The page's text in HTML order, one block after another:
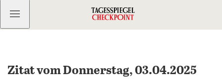
Kostenlos anmelden
Zitat vom Donnerstag, 03.04.2025